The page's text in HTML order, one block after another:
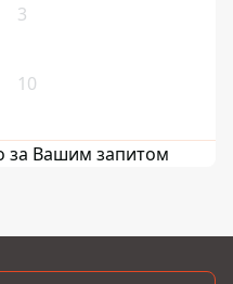
3
10
за Вашим запитом